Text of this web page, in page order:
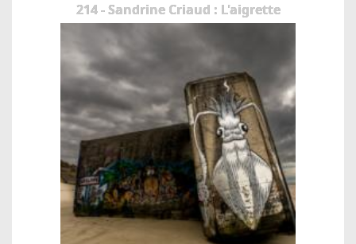
214 - Sandrine Criaud : L'aigrette